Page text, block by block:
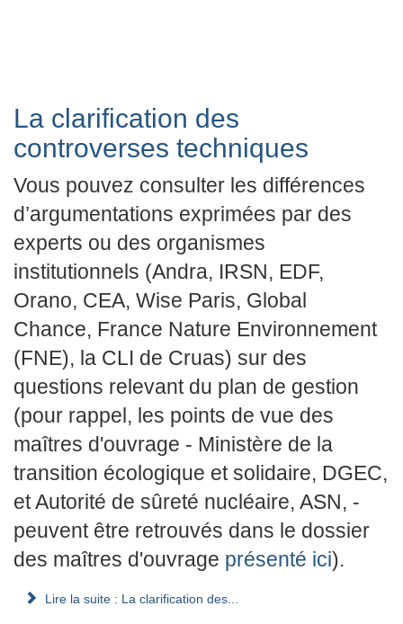
La clarification des
controverses techniques
Vous pouvez consulter les différences
d’argumentations exprimées par des
experts ou des organismes
institutionnels (Andra, IRSN, EDF,
Orano, CEA, Wise Paris, Global
Chance, France Nature Environnement
(FNE), la CLI de Cruas) sur des
questions relevant du plan de gestion
(pour rappel, les points de vue des
maîtres d'ouvrage - Ministère de la
transition écologique et solidaire, DGEC,
et Autorité de sûreté nucléaire, ASN, -
peuvent être retrouvés dans le dossier
des maîtres d'ouvrage présenté ici).
Lire la suite : La clarification des...